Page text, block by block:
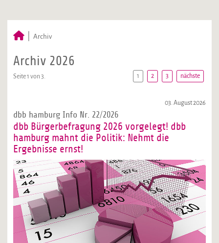
Archiv
Archiv 2026
Seite 1 von 3. 1 2 3 nächste
03. August 2026
dbb hamburg Info Nr. 22/2026
dbb Bürgerbefragung 2026 vorgelegt! dbb
hamburg mahnt die Politik: Nehmt die
Ergebnisse ernst!